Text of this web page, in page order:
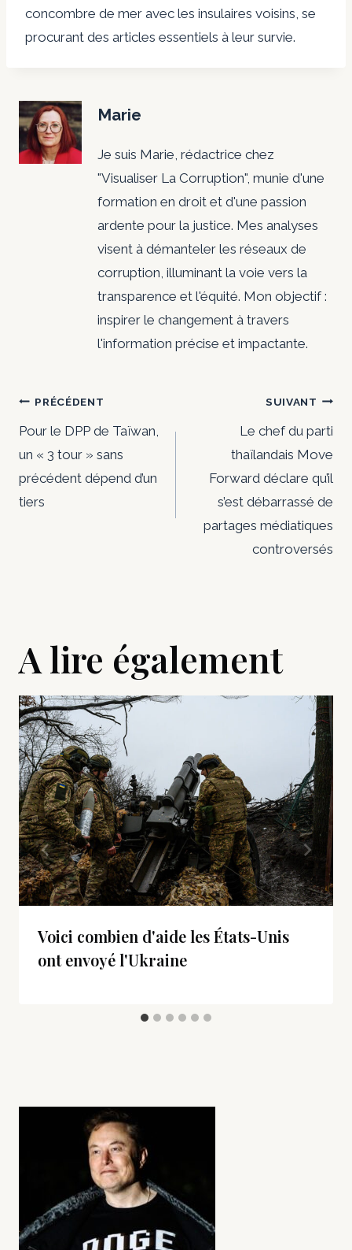
concombre de mer avec les insulaires voisins, se
procurant des articles essentiels à leur survie.
Marie
Je suis Marie, rédactrice chez
"Visualiser La Corruption", munie d'une
formation en droit et d'une passion
ardente pour la justice. Mes analyses
visent à démanteler les réseaux de
corruption, illuminant la voie vers la
transparence et l'équité. Mon objectif :
inspirer le changement à travers
l'information précise et impactante.
Navigation
de
l’article
PRÉCÉDENT
Pour le DPP de Taïwan,
un « 3 tour » sans
précédent dépend d’un
tiers
SUIVANT
Le chef du parti
thaïlandais Move
Forward déclare qu’il
s’est débarrassé de
partages médiatiques
controversés
A lire également
Voici combien d'aide les États-Unis
ont envoyé l'Ukraine